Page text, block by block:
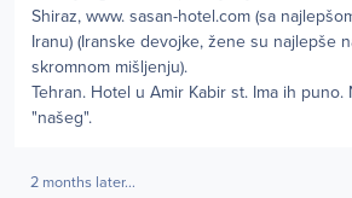
Shiraz, www. sasan-hotel.com (sa
Iranu) (Iranske devojke, žene su najlepše
skromnom mišljenju).
Tehran. Hotel u Amir Kabir st. Ima ih
"našeg".
2 months later...